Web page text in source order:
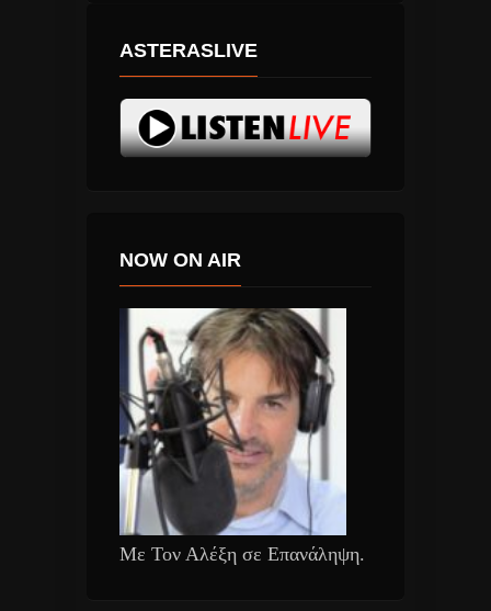
ASTERASLIVE
NOW ON AIR
Με Τον Αλέξη σε Επανάληψη.